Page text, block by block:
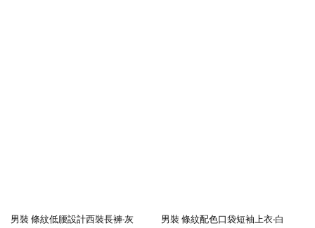
男裝 條紋低腰設計西裝長褲-灰
男裝 條紋配色口袋短袖上衣-白